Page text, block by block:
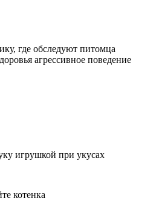
где обследуют питомца
агрессивное поведение
игрушкой при укусах
котенка